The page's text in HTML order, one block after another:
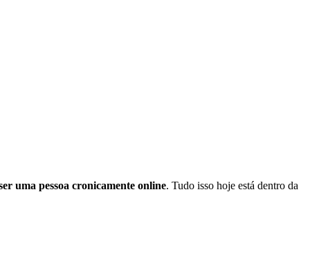
uma pessoa cronicamente online. Tudo isso hoje está dentro da